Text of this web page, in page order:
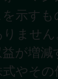
示す
ません
益が増
式やそ